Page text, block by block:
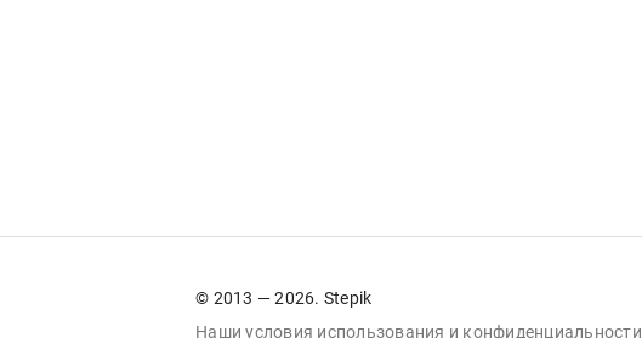
© 2013 — 2026. Stepik
Наши условия использования и конфиденциальности